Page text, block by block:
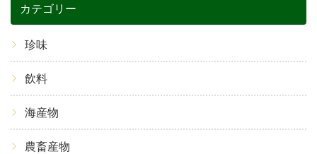
カテゴリー
珍味
飲料
海産物
農畜産物